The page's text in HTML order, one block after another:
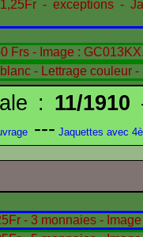
: 11/1910
--- Jaquettes avec